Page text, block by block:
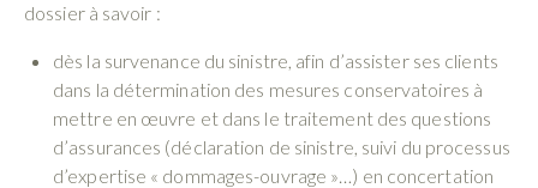
dossier à savoir :
dès la survenance du sinistre, afin d’assister ses clients
dans la détermination des mesures conservatoires à
mettre en œuvre et dans le traitement des questions
d’assurances (déclaration de sinistre, suivi du processus
d’expertise « dommages-ouvrage »…) en concertation